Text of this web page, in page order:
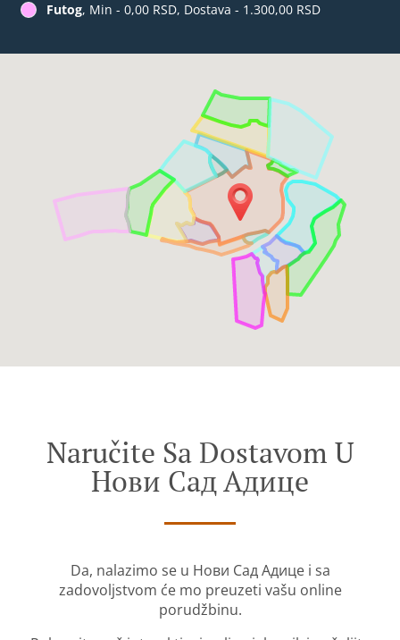
Futog, Min - 0,00 RSD, Dostava - 1.300,00 RSD
Naručite Sa Dostavom U
Нови Сад Адице
Da, nalazimo se u Нови Сад Адице i sa
zadovoljstvom će mo preuzeti vašu online
porudžbinu.